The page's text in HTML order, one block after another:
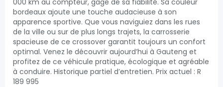
000 km au compteur, gage de sa fiabilité. Sa couleur
bordeaux ajoute une touche audacieuse à son
apparence sportive. Que vous naviguiez dans les rues
de la ville ou sur de plus longs trajets, la carrosserie
spacieuse de ce crossover garantit toujours un confort
optimal. Venez le découvrir aujourd’hui à Gauteng et
profitez de ce véhicule pratique, écologique et agréable
à conduire. Historique partiel d’entretien. Prix actuel : R
189 995